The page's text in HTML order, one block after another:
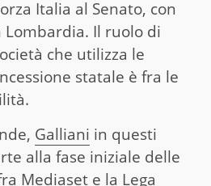
Italia al Senato, con
Il ruolo di
che utilizza le
statale è fra le
Galliani in questi
alla fase iniziale delle
Mediaset e la Lega